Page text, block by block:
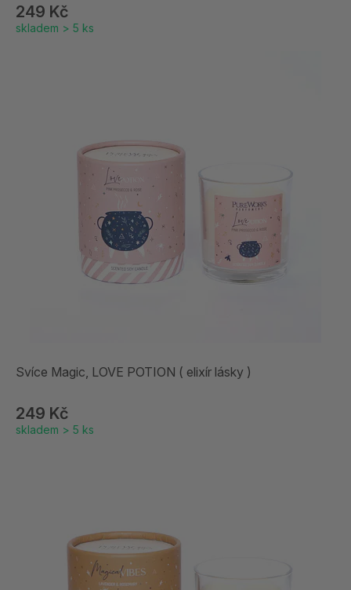
249 Kč
skladem > 5 ks
Svíce Magic, LOVE POTION ( elixír lásky )
249 Kč
skladem > 5 ks